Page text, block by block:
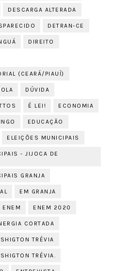
DESCARGA ALTERADA
DETRAN-CE
DIREITO
(CEARÁ/PIAUÍ)
DÚVIDA
É LEI! ECONOMIA
EDUCAÇÃO
ELEIÇÕES MUNICIPAIS
- JIJOCA DE
GRANJA
EM GRANJA
ENEM ENEM 2020
CORTADA
TRÉVIA
TRÉVIA.